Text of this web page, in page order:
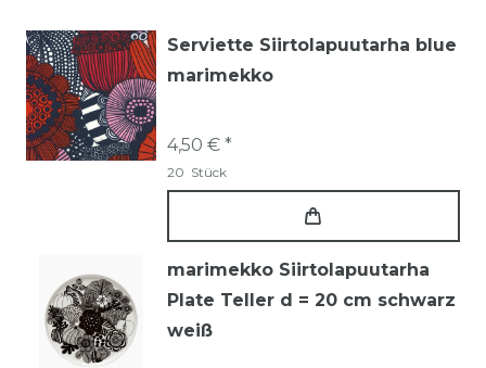
Serviette Siirtolapuutarha blue
marimekko
4,50 € *
20 Stück
marimekko Siirtolapuutarha
Plate Teller d = 20 cm schwarz
weiß